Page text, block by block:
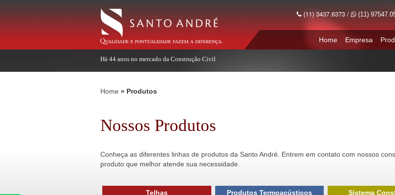
(11) 3437.6373 / (11)
Home Empresa
Há 44 anos no mercado da Construção Civil
Home Produtos
Nossos Produtos
Conheça as diferentes linhas de produtos da Santo André. Entrem em contato com nossos
produto que melhor atende sua necessidade.
Telhas Produtos Termoacústicos Sistema